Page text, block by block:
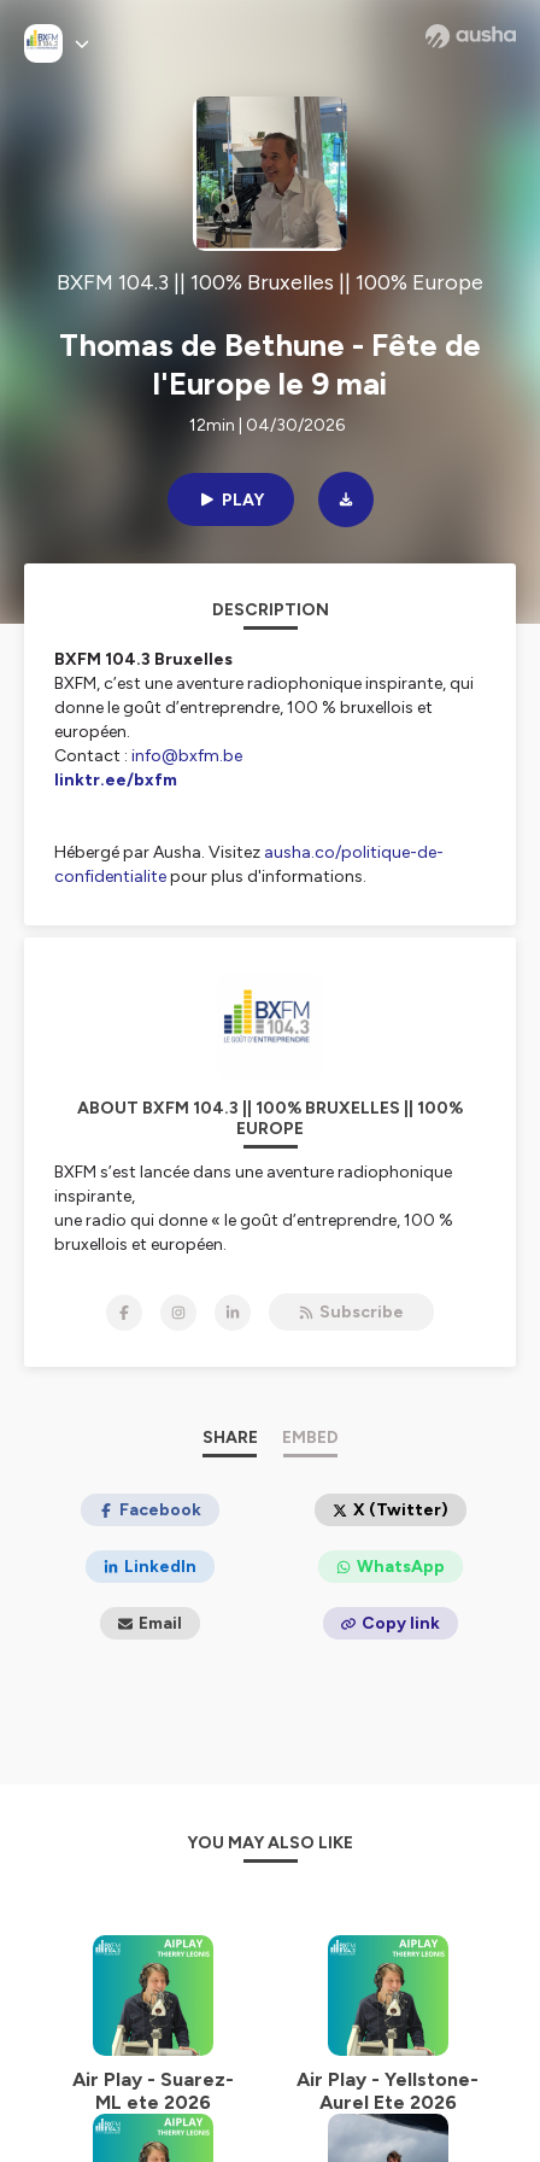
BXFM 104.3 || 100% Bruxelles || 100% Europe
Thomas de Bethune - Fête de
l'Europe le 9 mai
12min | 04/30/2026
PLAY
DESCRIPTION
BXFM 104.3 Bruxelles
BXFM, c’est une aventure radiophonique inspirante, qui
donne le goût d’entreprendre, 100 % bruxellois et
européen.
Contact : info@bxfm.be
linktr.ee/bxfm
Hébergé par Ausha. Visitez ausha.co/politique-de-
confidentialitepour plus d'informations.
ABOUT BXFM 104.3 || 100% BRUXELLES || 100%
EUROPE
BXFM s’est lancée dans une aventure radiophonique
inspirante,
une radio qui donne « le goût d’entreprendre, 100 %
bruxellois et européen.
d’entreprendre aux auditeurs et confirme les liens
dans le cadre de toutes les transitions vers un monde
c’est aussi une diversité
auditeurs qui vivent
l’impact de l’Europe au quotidien. Bruxelles est la
diversifiée avec un peu moins de 200 nationalités
Subscribe
SHARE EMBED
Facebook X (Twitter)
LinkedIn WhatsApp
Email Copy link
YOU MAY ALSO LIKE
Air Play - Suarez-
ML ete 2026
Air Play - Yellstone-
Aurel Ete 2026